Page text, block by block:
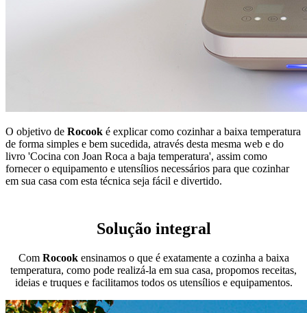
O objetivo de Rocook é explicar como cozinhar a baixa temperatura
de forma simples e bem sucedida, através desta mesma web e do
livro 'Cocina con Joan Roca a baja temperatura', assim como
fornecer o equipamento e utensílios necessários para que cozinhar
em sua casa com esta técnica seja fácil e divertido.
Solução integral
Com Rocookensinamos o que é exatamente a cozinha a baixa
temperatura, como pode realizá-la em sua casa, propomos receitas,
ideias e truques e facilitamos todos os utensílios e equipamentos.